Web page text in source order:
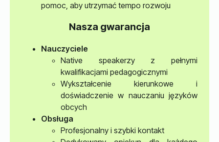
pomoc, aby utrzymać tempo rozwoju
Nasza gwarancja
Nauczyciele
Native speakerzy z pełnymi
kwalifikacjami pedagogicznymi
Wykształcenie kierunkowe i
doświadczenie w nauczaniu języków
obcych
Obsługa
Profesjonalny i szybki kontakt